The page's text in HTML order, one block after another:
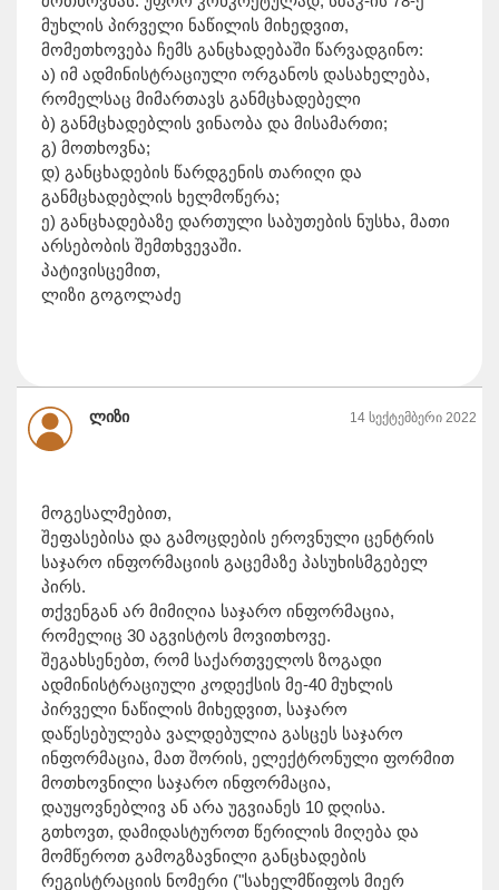
მუხლის პირველი ნაწილის მიხედვით,
მომეთხოვება ჩემს განცხადებაში წარვადგინო:
ა) იმ ადმინისტრაციული ორგანოს დასახელება,
რომელსაც მიმართავს განმცხადებელი
ბ) განმცხადებლის ვინაობა და მისამართი;
გ) მოთხოვნა;
დ) განცხადების წარდგენის თარიღი და
განმცხადებლის ხელმოწერა;
ე) განცხადებაზე დართული საბუთების ნუსხა, მათი
არსებობის შემთხვევაში.
პატივისცემით,
ლიზი გოგოლაძე
ლიზი 14 სექტემბერი 2022
მოგესალმებით,
შეფასებისა და გამოცდების ეროვნული ცენტრის
საჯარო ინფორმაციის გაცემაზე პასუხისმგებელ
პირს.
თქვენგან არ მიმიღია საჯარო ინფორმაცია,
რომელიც 30 აგვისტოს მოვითხოვე.
შეგახსენებთ, რომ საქართველოს ზოგადი
ადმინისტრაციული კოდექსის მე-40 მუხლის
პირველი ნაწილის მიხედვით, საჯარო
დაწესებულება ვალდებულია გასცეს საჯარო
ინფორმაცია, მათ შორის, ელექტრონული ფორმით
მოთხოვნილი საჯარო ინფორმაცია,
დაუყოვნებლივ ან არა უგვიანეს 10 დღისა.
გთხოვთ, დამიდასტუროთ წერილის მიღება და
მომწეროთ გამოგზავნილი განცხადების
რეგისტრაციის ნომერი ("სახელმწიფოს მიერ